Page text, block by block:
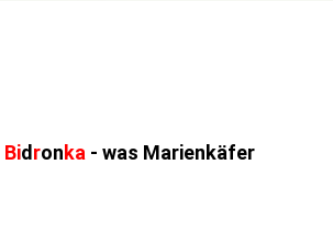
Bid ronka - was Marienkäfer